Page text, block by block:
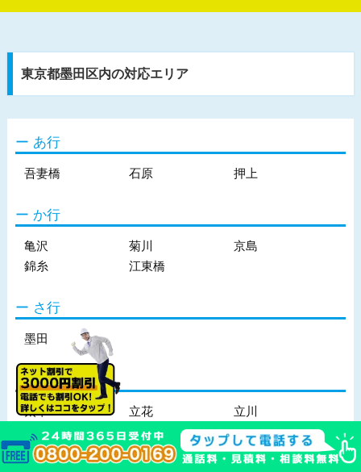
東京都墨田区内の対応エリア
あ行
吾妻橋 石原 押上
か行
亀沢 菊川
京島
錦糸
江東橋
さ行
墨田
た行
太平 立花
立川
千歳
堤通